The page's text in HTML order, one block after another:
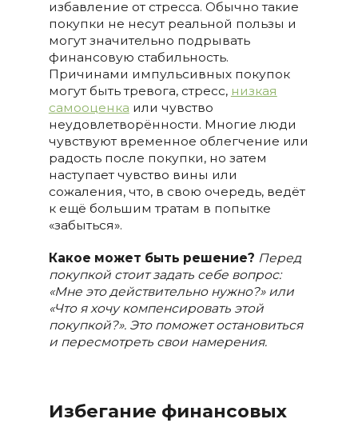
избавление от стресса. Обычно такие
покупки не несут реальной пользы и
могут значительно подрывать
финансовую стабильность.
Причинами импульсивных покупок
могут быть тревога, стресс, низкая
самооценка или чувство
неудовлетворённости. Многие люди
чувствуют временное облегчение или
радость после покупки, но затем
наступает чувство вины или
сожаления, что, в свою очередь, ведёт
к ещё большим тратам в попытке
«забыться».
Какое может быть решение? Перед
покупкой стоит задать себе вопрос:
«Мне это действительно нужно?» или
«Что я хочу компенсировать этой
покупкой?». Это поможет остановиться
и пересмотреть свои намерения.
Избегание финансовых